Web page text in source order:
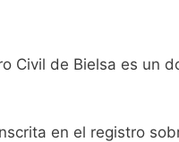
Civil de Bielsa es un
en el registro